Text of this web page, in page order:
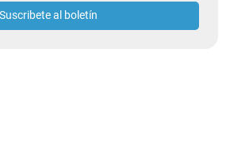
Suscribete al boletín